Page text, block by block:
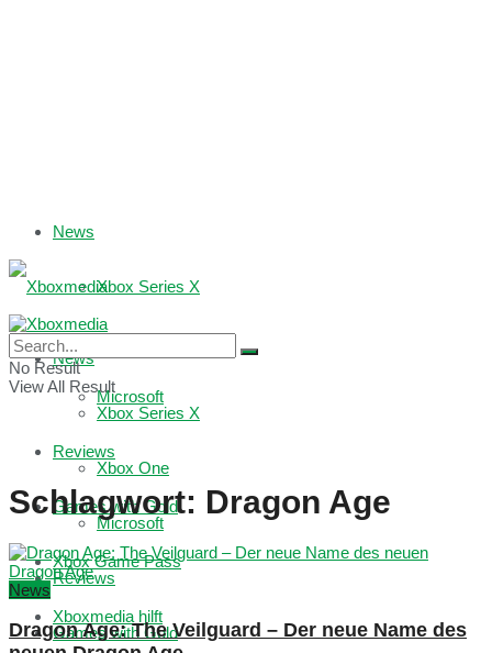
News
Xbox Series X
Microsoft
Reviews
Games with Gold
Xbox Game Pass
Xboxmedia hilft
News
Xbox Series X
Xbox One
Microsoft
Reviews
Games with Gold
No Result
View All Result
Schlagwort: Dragon Age
News
Dragon Age: The Veilguard – Der neue Name des